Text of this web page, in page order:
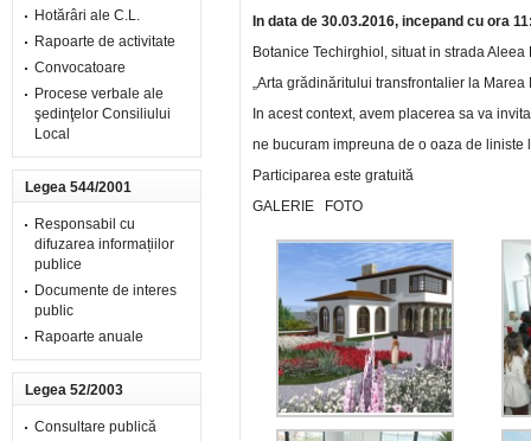
Hotărâri ale C.L.
Rapoarte de activitate
Convocatoare
Procese verbale ale
şedinţelor Consiliului
Local
Legea 544/2001
Responsabil cu
difuzarea informațiilor
publice
Documente de interes
public
Rapoarte anuale
Legea 52/2003
Consultare publică
In data de 30.03.2016, incepand cu ora
Botanice Techirghiol, situat in strada
„Arta grădinăritului transfrontalier la Marea
In acest context, avem placerea sa va
ne bucuram impreuna de o oaza de liniste
Participarea este gratuită
GALERIE FOTO